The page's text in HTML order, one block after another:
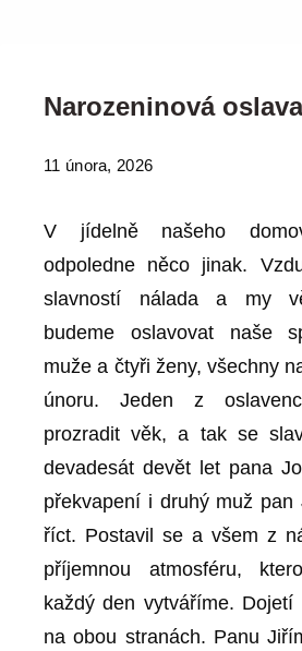
Narozeninová oslava
11 února, 2026
V jídelně našeho
odpoledne něco jinak.
slavností nálada a my
budeme oslavovat naše
muže a čtyři ženy, všechny
únoru. Jeden z
prozradit věk, a tak se
devadesát devět let pana
překvapení i druhý muž
říct. Postavil se a všem z
příjemnou atmosféru,
každý den vytváříme.
na obou stranách. Panu